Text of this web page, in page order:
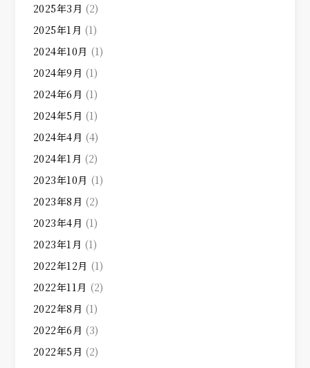
2025年3月 (2)
2025年1月 (1)
2024年10月 (1)
2024年9月 (1)
2024年6月 (1)
2024年5月 (1)
2024年4月 (4)
2024年1月 (2)
2023年10月 (1)
2023年8月 (2)
2023年4月 (1)
2023年1月 (1)
2022年12月 (1)
2022年11月 (2)
2022年8月 (1)
2022年6月 (3)
2022年5月 (2)